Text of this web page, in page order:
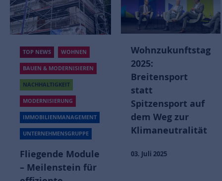
TOP NEWS WOHNEN
BAUEN & MODERNISIEREN
NACHHALTIGKEIT
MODERNISIERUNG
IMMOBILIENMANAGEMENT
UNTERNEHMENSGRUPPE
Fliegende Module
– Meilenstein für
Wohnzukunftstag
2025:
Breitensport
statt
Spitzensport auf
dem Weg zur
Klimaneutralität
03. Juli 2025